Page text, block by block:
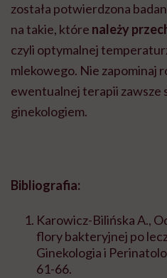
została potwierdzona
na takie, które należy
czyli optymalnej
mlekowego. Nie zapominaj
ewentualnej terapii zawsze
ginekologiem.
Bibliografia:
Karowicz-Bilińska A.,
flory bakteryjnej po
Ginekologia i
61-66.